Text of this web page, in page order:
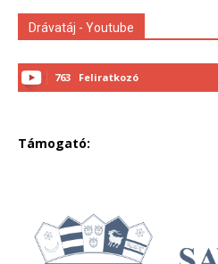
Drávatáj - Youtube
763 Feliratkozó
Támogató: